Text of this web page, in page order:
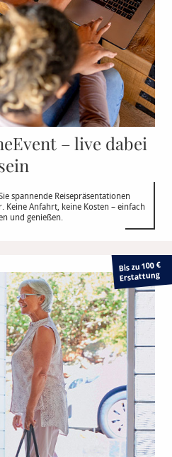
– live dabei
spannende Reisepräsentationen
Anfahrt, keine Kosten – einfach
und genießen.
Bis zu 100 €
Erstattung